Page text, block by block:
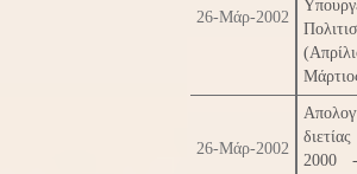
26-Μάρ-2002
26-Μάρ-2002
2000